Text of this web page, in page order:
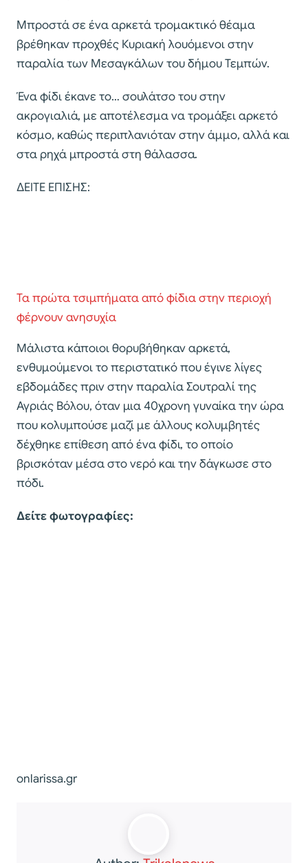
Μπροστά σε ένα αρκετά τρομακτικό θέαμα
βρέθηκαν προχθές Κυριακή λουόμενοι στην
παραλία των Μεσαγκάλων του δήμου Τεμπών.
Ένα φίδι έκανε το… σουλάτσο του στην
ακρογιαλιά, με αποτέλεσμα να τρομάξει αρκετό
κόσμο, καθώς περιπλανιόταν στην άμμο, αλλά και
στα ρηχά μπροστά στη θάλασσα.
ΔΕΙΤΕ ΕΠΙΣΗΣ:
Τα πρώτα τσιμπήματα από φίδια στην περιοχή
φέρνουν ανησυχία
Μάλιστα κάποιοι θορυβήθηκαν αρκετά,
ενθυμούμενοι το περιστατικό που έγινε λίγες
εβδομάδες πριν στην παραλία Σουτραλί της
Αγριάς Βόλου, όταν μια 40χρονη γυναίκα την ώρα
που κολυμπούσε μαζί με άλλους κολυμβητές
δέχθηκε επίθεση από ένα φίδι, το οποίο
βρισκόταν μέσα στο νερό και την δάγκωσε στο
πόδι.
Δείτε φωτογραφίες:
onlarissa.gr